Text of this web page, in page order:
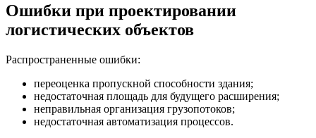
Ошибки при проектировании
логистических объектов
Распространенные ошибки:
переоценка пропускной способности здания;
недостаточная площадь для будущего расширения;
неправильная организация грузопотоков;
недостаточная автоматизация процессов.